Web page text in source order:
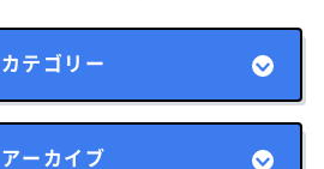
カテゴリー
アーカイブ